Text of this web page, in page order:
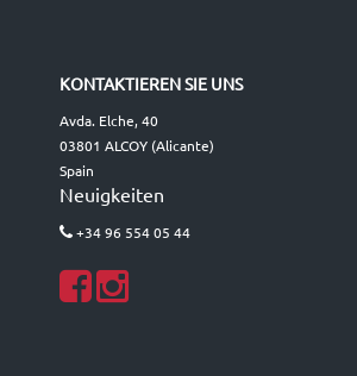
KONTAKTIEREN SIE UNS
Avda. Elche, 40
03801 ALCOY (Alicante)
Spain
Neuigkeiten
+34 96 554 05 44